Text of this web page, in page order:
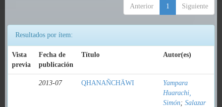
Anterior 1 Siguiente
Resultados por ítem:
Vista
previa
Fecha de
publicación
Título Autor(es)
2013-07 QHANAÑCHÄWI
Yampara
Huarachi,
Simón; Salazar